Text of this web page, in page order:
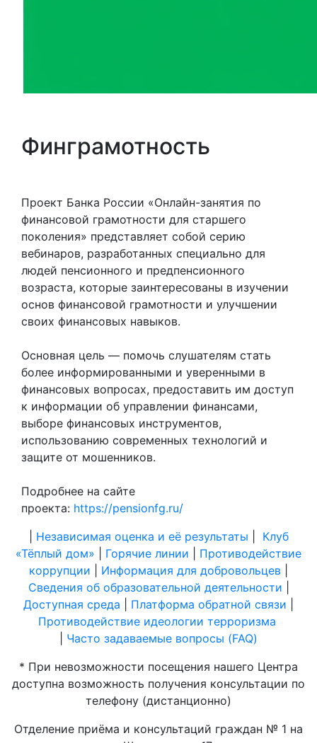
Финграмотность
Проект Банка России «Онлайн-занятия по
финансовой грамотности для старшего
поколения» представляет собой серию
вебинаров, разработанных специально для
людей пенсионного и предпенсионного
возраста, которые заинтересованы в изучении
основ финансовой грамотности и улучшении
своих финансовых навыков.
Основная цель — помочь слушателям стать
более информированными и уверенными в
финансовых вопросах, предоставить им доступ
к информации об управлении финансами,
выборе финансовых инструментов,
использованию современных технологий и
защите от мошенников.
Подробнее на сайте
проекта: https://pensionfg.ru/
Независимая оценка и её результаты
Клуб
«Тёплый дом»
Горячие линии
Противодействие
коррупции
Информация для добровольцев
Сведения об образовательной деятельности
Доступная среда
Платформа обратной связи
Противодействие идеологии терроризма
Часто задаваемые вопросы (FAQ)
* При невозможности посещения нашего Центра
доступна возможность получения консультации по
телефону (дистанционно)
Отделение приёма и консультаций граждан № 1 на